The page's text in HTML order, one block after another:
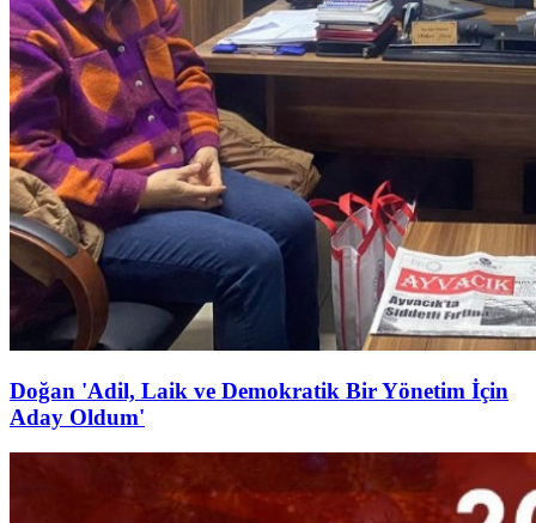
Doğan 'Adil, Laik ve Demokratik Bir Yönetim İçin
Aday Oldum'